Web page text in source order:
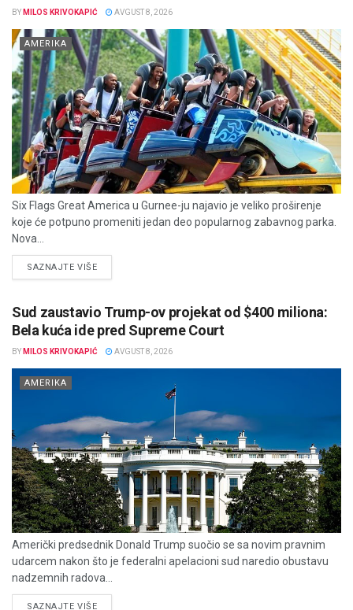
BY MILOS KRIVOKAPIĆ AVGUST 8, 2026
AMERIKA
Six Flags Great America u Gurnee-ju najavio je veliko proširenje
koje će potpuno promeniti jedan deo popularnog zabavnog parka.
Nova...
SAZNAJTE VIŠEDETAILS
Sud zaustavio Trump-ov projekat od $400 miliona:
Bela kuća ide pred Supreme Court
BY MILOS KRIVOKAPIĆ AVGUST 8, 2026
AMERIKA
Američki predsednik Donald Trump suočio se sa novim pravnim
udarcem nakon što je federalni apelacioni sud naredio obustavu
nadzemnih radova...
SAZNAJTE VIŠEDETAILS